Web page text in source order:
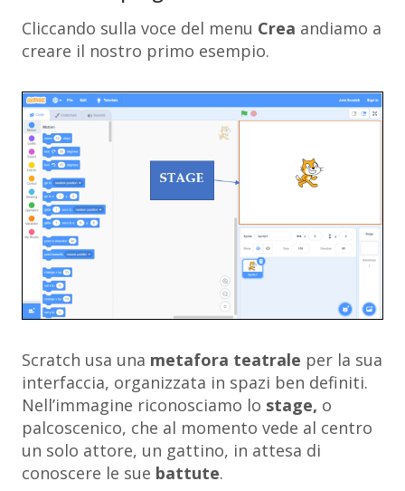
Cliccando sulla voce del menu Crea andiamo a
creare il nostro primo esempio.
Scratch usa una metafora teatrale per la sua
interfaccia, organizzata in spazi ben definiti.
Nell’immagine riconosciamo lo stage, o
palcoscenico, che al momento vede al centro
un solo attore, un gattino, in attesa di
conoscere le sue battute.